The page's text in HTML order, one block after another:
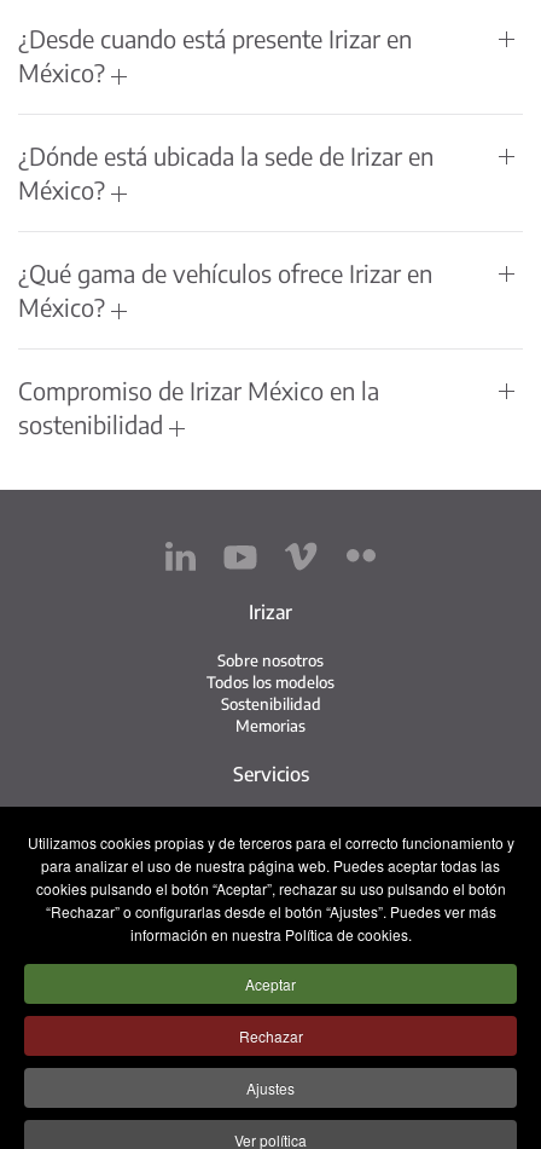
Utilizamos cookies propias y de terceros para el correcto funcionamiento y
para analizar el uso de nuestra página web. Puedes aceptar todas las
cookies pulsando el botón “Aceptar”, rechazar su uso pulsando el botón
“Rechazar” o configurarlas desde el botón “Ajustes”. Puedes ver más
información en nuestra Política de cookies.
Aceptar
Rechazar
Ajustes
Ver política
¿Desde cuando está presente Irizar en
México?
¿Dónde está ubicada la sede de Irizar en
México?
¿Qué gama de vehículos ofrece Irizar en
México?
Compromiso de Irizar México en la
sostenibilidad
Irizar
Sobre nosotros
Todos los modelos
Sostenibilidad
Memorias
Servicios
Servicio Irizar
iService
Usados
Contacto
Prensa
Contacto
Trabaja con nosotros
Aviso legal Política de privacidad Política de cookies